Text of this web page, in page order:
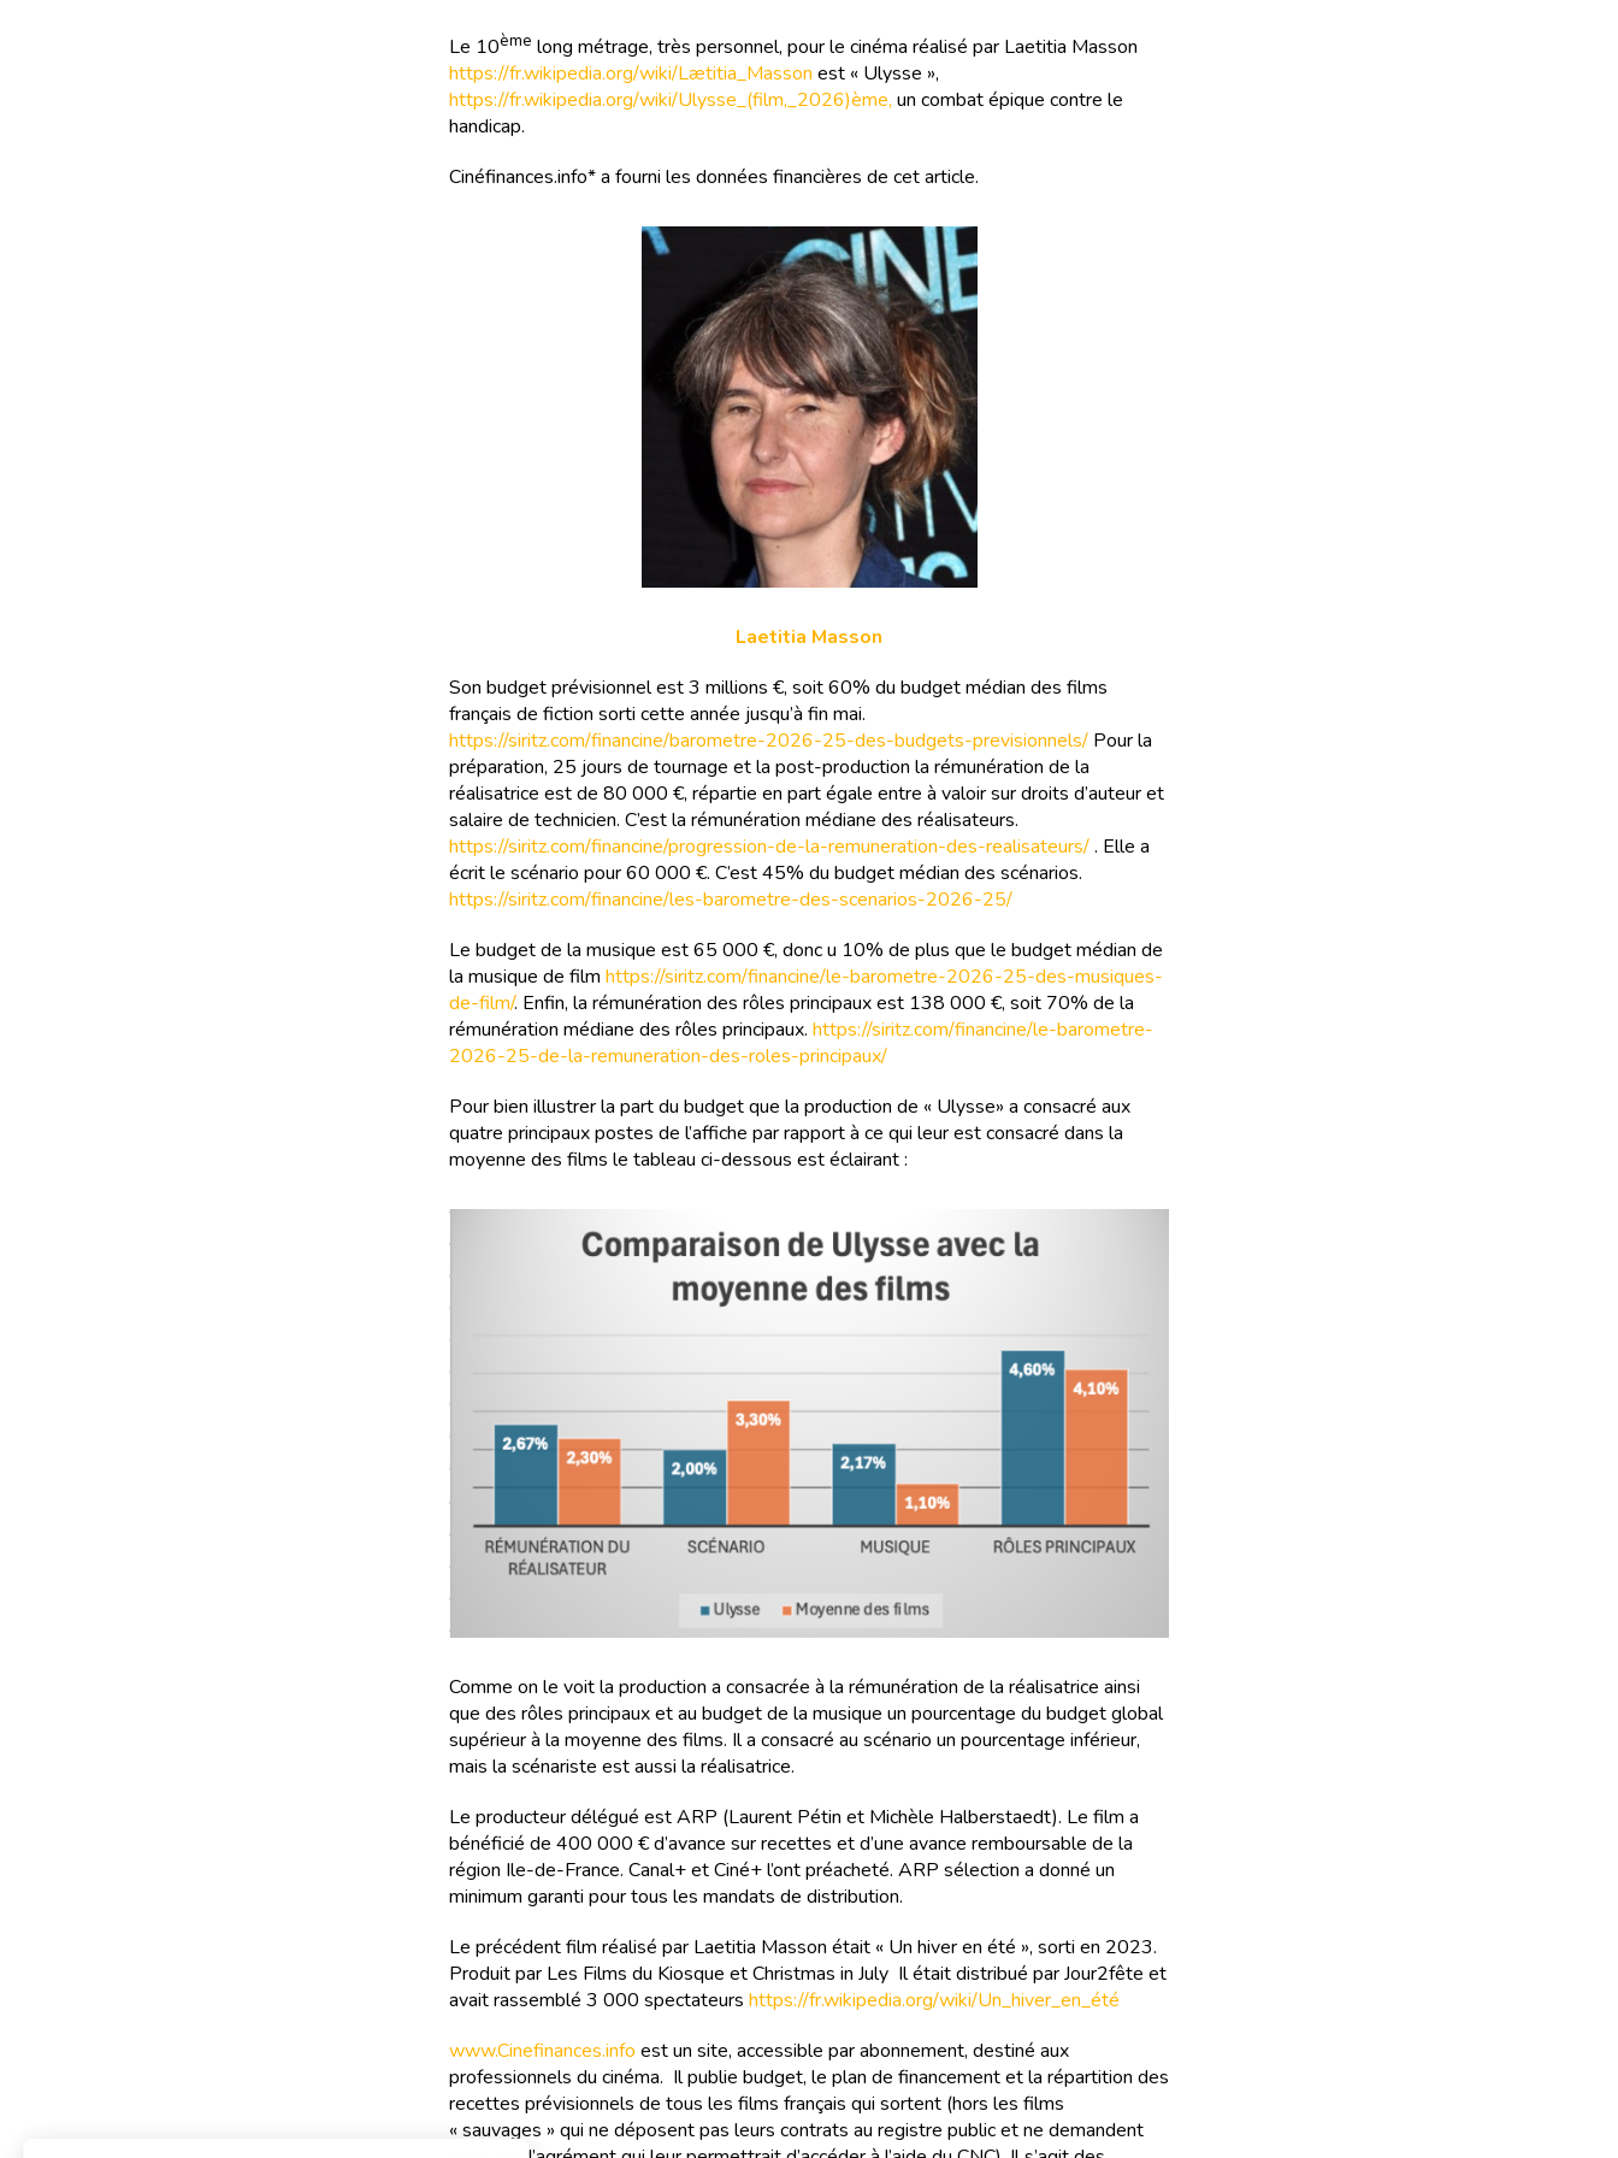
Le 10ème long métrage, très personnel, pour le cinéma réalisé par Laetitia Masson
https://fr.wikipedia.org/wiki/Lætitia_Masson est « Ulysse »,
https://fr.wikipedia.org/wiki/Ulysse_(film,_2026)ème, un combat épique contre le
handicap.
Cinéfinances.info* a fourni les données financières de cet article.
Laetitia Masson
Son budget prévisionnel est 3 millions €, soit 60% du budget médian des films
français de fiction sorti cette année jusqu’à fin mai.
https://siritz.com/financine/barometre-2026-25-des-budgets-previsionnels/ Pour la
préparation, 25 jours de tournage et la post-production la rémunération de la
réalisatrice est de 80 000 €, répartie en part égale entre à valoir sur droits d’auteur et
salaire de technicien. C’est la rémunération médiane des réalisateurs.
https://siritz.com/financine/progression-de-la-remuneration-des-realisateurs/. Elle a
écrit le scénario pour 60 000 €. C’est 45% du budget médian des scénarios.
https://siritz.com/financine/les-barometre-des-scenarios-2026-25/
Le budget de la musique est 65 000 €, donc u 10% de plus que le budget médian de
la musique de film https://siritz.com/financine/le-barometre-2026-25-des-musiques-
de-film/. Enfin, la rémunération des rôles principaux est 138 000 €, soit 70% de la
rémunération médiane des rôles principaux. https://siritz.com/financine/le-barometre-
2026-25-de-la-remuneration-des-roles-principaux/
Pour bien illustrer la part du budget que la production de « Ulysse» a consacré aux
quatre principaux postes de l’affiche par rapport à ce qui leur est consacré dans la
moyenne des films le tableau ci-dessous est éclairant :
Comme on le voit la production a consacrée à la rémunération de la réalisatrice ainsi
que des rôles principaux et au budget de la musique un pourcentage du budget global
supérieur à la moyenne des films. Il a consacré au scénario un pourcentage inférieur,
mais la scénariste est aussi la réalisatrice.
Le producteur délégué est ARP (Laurent Pétin et Michèle Halberstaedt). Le film a
bénéficié de 400 000 € d’avance sur recettes et d’une avance remboursable de la
région Ile-de-France. Canal+ et Ciné+ l’ont préacheté. ARP sélection a donné un
minimum garanti pour tous les mandats de distribution.
Le précédent film réalisé par Laetitia Masson était « Un hiver en été », sorti en 2023.
Produit par Les Films du Kiosque et Christmas in July Il était distribué par Jour2fête et
avait rassemblé 3 000 spectateurs https://fr.wikipedia.org/wiki/Un_hiver_en_été
www.Cinefinances.info est un site, accessible par abonnement, destiné aux
professionnels du cinéma. Il publie budget, le plan de financement et la répartition des
recettes prévisionnels de tous les films français qui sortent (hors les films
« sauvages » qui ne déposent pas leurs contrats au registre public et ne demandent